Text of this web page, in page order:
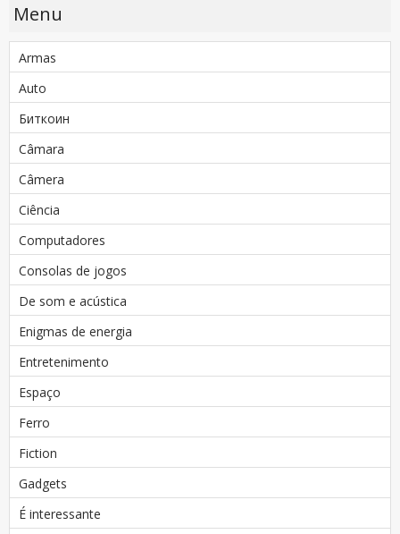
Menu
Armas
Auto
Биткоин
Câmara
Câmera
Ciência
Computadores
Consolas de jogos
De som e acústica
Enigmas de energia
Entretenimento
Espaço
Ferro
Fiction
Gadgets
É interessante